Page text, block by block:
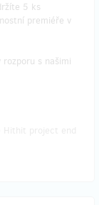
5 ks
premiéře v
s našimi